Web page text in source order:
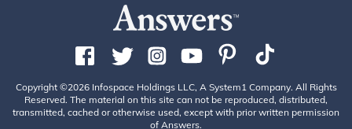
Copyright ©2026 Infospace Holdings LLC, A System1 Company. All Rights
Reserved. The material on this site can not be reproduced, distributed,
transmitted, cached or otherwise used, except with prior written permission
of Answers.